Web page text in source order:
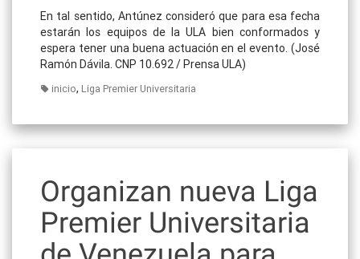
En tal sentido, Antúnez consideró que para esa fecha
estarán los equipos de la ULA bien conformados y
espera tener una buena actuación en el evento. (José
Ramón Dávila. CNP 10.692 / Prensa ULA)
inicio, Liga Premier Universitaria
Organizan nueva Liga
Premier Universitaria